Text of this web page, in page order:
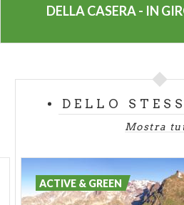
DELLA CASERA - IN
DELLO
Mostra
ACTIVE & GREEN